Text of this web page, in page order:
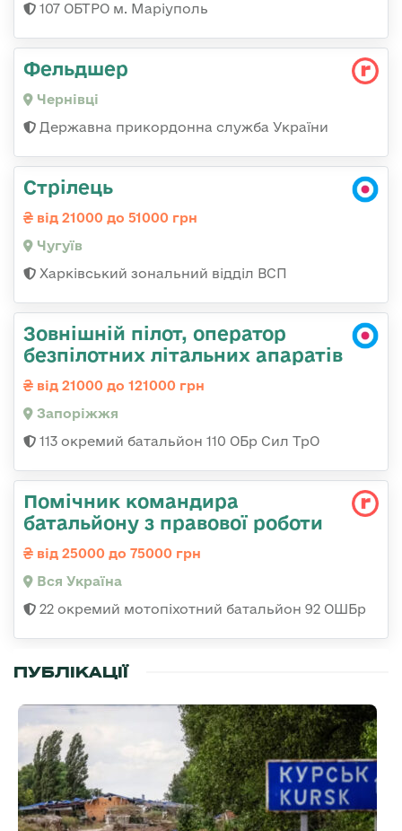
107 ОБТРО м. Маріуполь
Фельдшер
Чернівці
Державна прикордонна служба України
Стрілець
від 21000 до 51000 грн
Чугуїв
Харківський зональний відділ ВСП
Зовнішній пілот, оператор
безпілотних літальних апаратів
від 21000 до 121000 грн
Запоріжжя
113 окремий батальйон 110 ОБр Сил ТрО
Помічник командира
батальйону з правової роботи
від 25000 до 75000 грн
Вся Україна
22 окремий мотопіхотний батальйон 92 ОШБр
ПУБЛІКАЦІЇ